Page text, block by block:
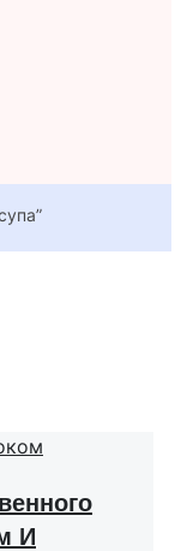
И